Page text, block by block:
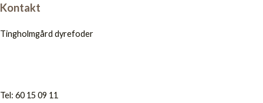
Kontakt
Tingholmgård dyrefoder
Tel: 60 15 09 11